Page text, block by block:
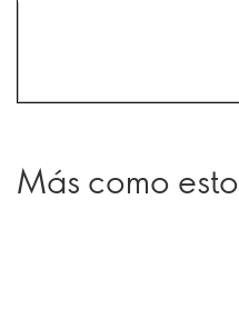
Más como esto